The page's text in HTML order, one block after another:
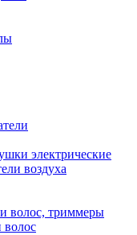
электрические
воздуха
волос, триммеры
волос